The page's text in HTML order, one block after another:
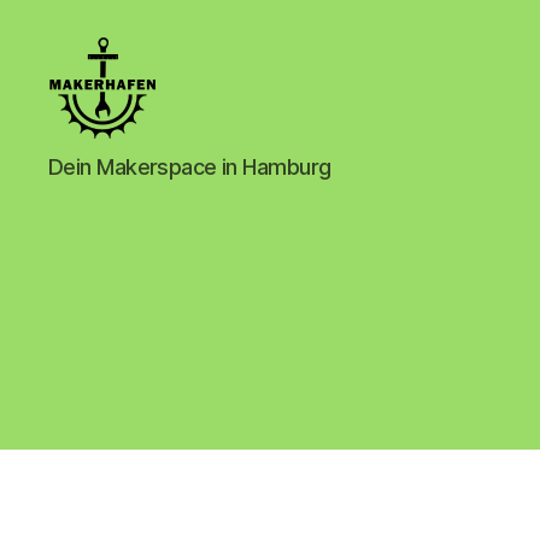
Makerhafen
Dein Makerspace in Hamburg